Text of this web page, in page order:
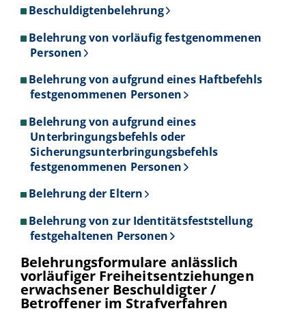
Beschuldigtenbelehrung
Belehrung von vorläufig festgenommenen
Personen
Belehrung von aufgrund eines Haftbefehls
festgenommenen Personen
Belehrung von aufgrund eines
Unterbringungsbefehls oder
Sicherungsunterbringungsbefehls
festgenommenen Personen
Belehrung der Eltern
Belehrung von zur Identitätsfeststellung
festgehaltenen Personen
Belehrungsformulare anlässlich
vorläufiger Freiheitsentziehungen
erwachsener Beschuldigter /
Betroffener im Strafverfahren